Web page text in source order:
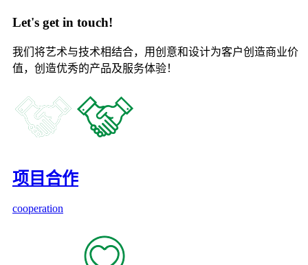
Let's get in touch!
我们将艺术与技术相结合，用创意和设计为客户创造商业价
值，创造优秀的产品及服务体验！
项目合作
cooperation